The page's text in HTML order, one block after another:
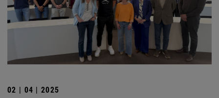
02 | 04 | 2025